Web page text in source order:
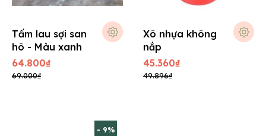
Tấm lau sợi san
hô - Màu xanh
64.800₫
69.000₫
Xô nhựa không
nắp
45.360₫
49.896₫
- 9%